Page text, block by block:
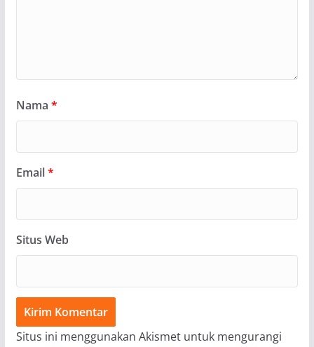
Nama *
Email*
Situs Web
Situs ini menggunakan Akismet untuk mengurangi